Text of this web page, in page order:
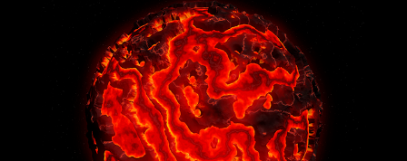
— Маленькие — от одного сантиметра, средние —
около 20 сантиметров, а самые большие могут
крепких и сильных? Знали только о Хиросиме и
Нагасаки. С подобным сами не сталкивались, —
говорит ликвидатор.
Святитель Николай дожил до глубокой старости и
скончался в середине IV века. По церковному
преданию, мощи святого сохранились нетленными
и источали чудесное миро, от которого исцелилось